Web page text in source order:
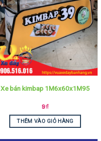
Xe bán kimbap 1M6x60x1M95
9₫
THÊM VÀO GIỎ HÀNG